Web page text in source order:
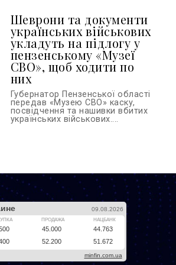
Шеврони та документи
українських військових
укладуть на підлогу у
пензенському «Музеї
СВО», щоб ходити по
них
Губернатор Пензенської області
передав «Музею СВО» каску,
посвідчення та нашивки вбитих
українських військових....